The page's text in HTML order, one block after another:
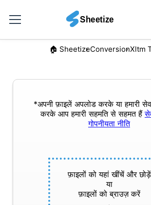
🏠︎ SheetizeConversionXltm
*अपनी फ़ाइलें अपलोड करके या हमारी
करके आप हमारी सहमति से सहमत हैं
गोपनीयता नीति
फ़ाइलों को यहां खींचें और छोड़ें
या
फ़ाइलों को ब्राउज़ करें